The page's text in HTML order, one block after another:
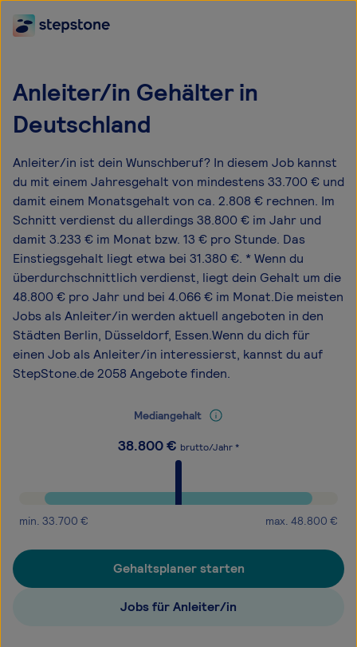
Anleiter/in Gehälter in
Deutschland
Anleiter/in ist dein Wunschberuf? In diesem Job kannst
du mit einem Jahresgehalt von mindestens 33.700 € und
damit einem Monatsgehalt von ca. 2.808 € rechnen. Im
Schnitt verdienst du allerdings 38.800 € im Jahr und
damit 3.233 € im Monat bzw. 13 € pro Stunde. Das
Einstiegsgehalt liegt etwa bei 31.380 €. * Wenn du
überdurchschnittlich verdienst, liegt dein Gehalt um die
48.800 € pro Jahr und bei 4.066 € im Monat.Die meisten
Jobs als Anleiter/in werden aktuell angeboten in den
Städten Berlin, Düsseldorf, Essen.Wenn du dich für
einen Job als Anleiter/in interessierst, kannst du auf
StepStone.de 2058 Angebote finden.
Mediangehalt
38.800€ brutto/Jahr *
min. 33.700 € max. 48.800 €
Gehaltsplaner starten
Jobs für Anleiter/in